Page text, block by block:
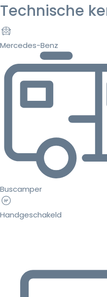
Technische
Mercedes-Benz
Buscamper
Handgeschakeld